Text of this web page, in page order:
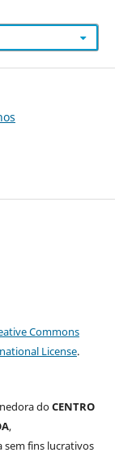
Commons
License.
doCENTRO
,
sem fins lucrativos